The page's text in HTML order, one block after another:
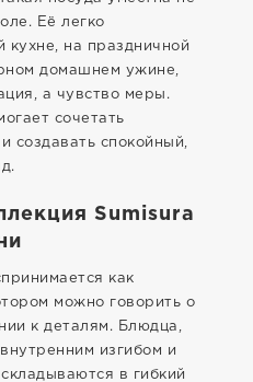
Её легко
кухне, на праздничной
домашнем ужине,
а чувство меры.
сочетать
создавать спокойный,
Sumisura
как
можно говорить о
к деталям. Блюдца,
изгибом и
в гибкий